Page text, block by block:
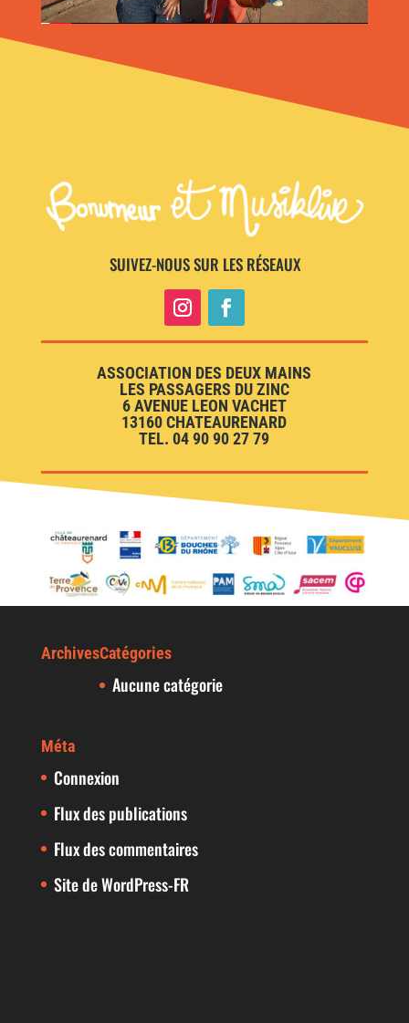
SUIVEZ-NOUS SUR LES RÉSEAUX
ASSOCIATION DES DEUX MAINS
LES PASSAGERS DU ZINC
6 AVENUE LEON VACHET
13160 CHATEAURENARD
TEL. 04 90 90 27 79
ArchivesCatégories
Aucune catégorie
Méta
Connexion
Flux des publications
Flux des commentaires
Site de WordPress-FR